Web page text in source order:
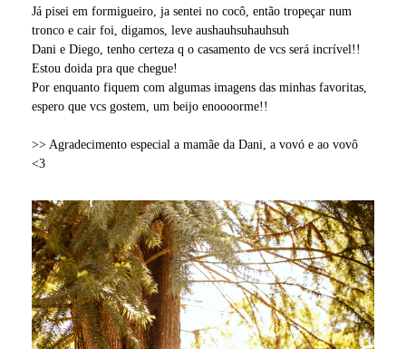
Já pisei em formigueiro, ja sentei no cocô, então tropeçar num
tronco e cair foi, digamos, leve aushauhsuhauhsuh
Dani e Diego, tenho certeza q o casamento de vcs será incrível!!
Estou doida pra que chegue!
Por enquanto fiquem com algumas imagens das minhas favoritas,
espero que vcs gostem, um beijo enoooorme!!
>> Agradecimento especial a mamãe da Dani, a vovó e ao vovô
<3